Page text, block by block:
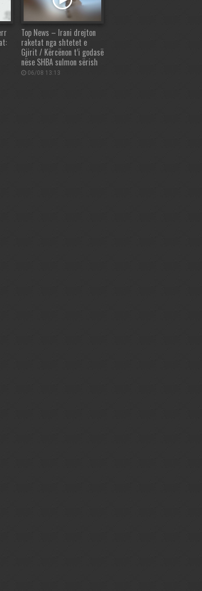
Top News – Irani drejton
raketat nga shtetet e
Gjirit / Kërcënon t’i godasë
nëse SHBA sulmon sërish
06/08 13:13